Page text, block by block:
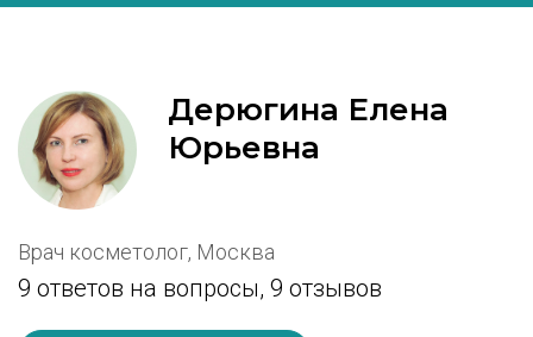
Дерюгина Елена
Юрьевна
Врач косметолог, Москва
9 ответов на вопросы, 9 отзывов